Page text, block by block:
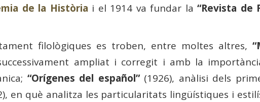
de la Història i el 1914 va fundar la“Revista de
filològiques es troben, entre moltes altres,
ampliat i corregit i amb la
“Orígenes del español”(1926), anàlisi dels
en què analitza les particularitats lingüístiques i